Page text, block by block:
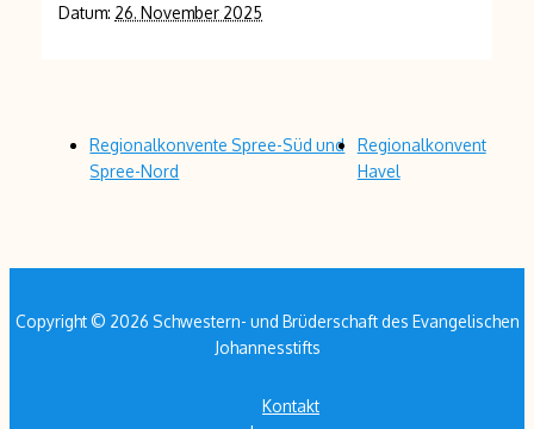
Datum: 26. November 2025
Regionalkonvente Spree-Süd und
Spree-Nord
Regionalkonvent
Havel
Copyright © 2026 Schwestern- und Brüderschaft des Evangelischen
Johannesstifts
Kontakt